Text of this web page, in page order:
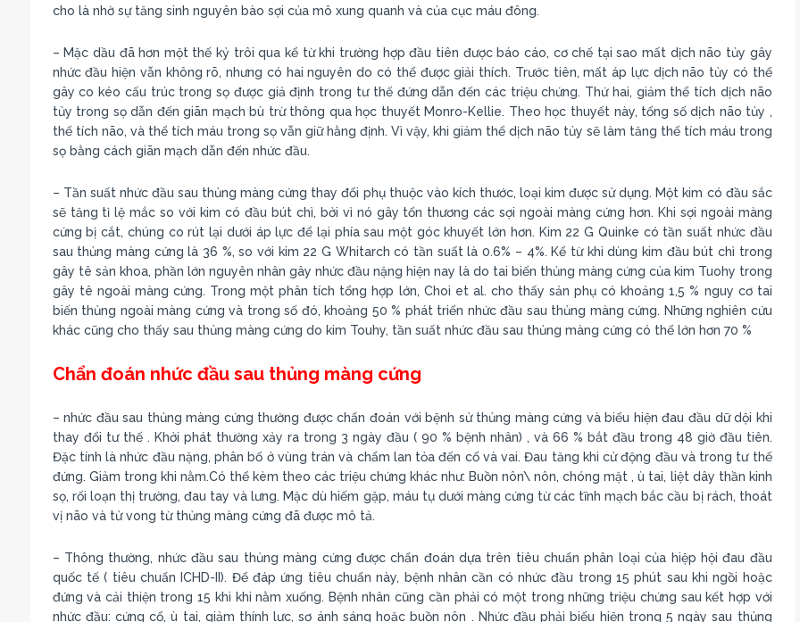
cho là nhờ sự tăng sinh nguyên bào sợi của mô xung quanh và của cục máu đông.
– Mặc dầu đã hơn một thế kỷ trôi qua kể từ khi trường hợp đầu tiên được báo cáo, cơ chế tại sao mất dịch não tủy gây
nhức đầu hiện vẫn không rõ, nhưng có hai nguyên do có thể được giải thích. Trước tiên, mất áp lực dịch não tủy có thể
gây co kéo cấu trúc trong sọ được giả định trong tư thế đứng dẫn đến các triệu chứng. Thứ hai, giảm thể tích dịch não
tủy trong sọ dẫn đến giãn mạch bù trừ thông qua học thuyết Monro-Kellie. Theo học thuyết này, tổng số dịch não tủy ,
thể tích não, và thể tích máu trong sọ vẫn giữ hằng định. Vì vậy, khi giảm thể dịch não tủy sẽ làm tăng thể tích máu trong
sọ bằng cách giãn mạch dẫn đến nhức đầu.
– Tần suất nhức đầu sau thủng màng cứng thay đổi phụ thuộc vào kích thước, loại kim được sử dụng. Một kim có đầu sắc
sẽ tăng tỉ lệ mắc so với kim có đầu bút chì, bởi vì nó gây tổn thương các sợi ngoài màng cứng hơn. Khi sợi ngoài màng
cứng bị cắt, chúng co rút lại dưới áp lực để lại phía sau một góc khuyết lớn hơn. Kim 22 G Quinke có tần suất nhức đầu
sau thủng màng cứng là 36 %, so với kim 22 G Whitarch có tần suất là 0.6% – 4%. Kể từ khi dùng kim đầu bút chì trong
gây tê sản khoa, phần lớn nguyên nhân gây nhức đầu nặng hiện nay là do tai biến thủng màng cứng của kim Tuohy trong
gây tê ngoài màng cứng. Trong một phân tích tổng hợp lớn, Choi et al. cho thấy sản phụ có khoảng 1,5 % nguy cơ tai
biến thủng ngoài màng cứng và trong số đó, khoảng 50 % phát triển nhức đầu sau thủng màng cứng. Những nghiên cứu
khác cũng cho thấy sau thủng màng cứng do kim Touhy, tần suất nhức đầu sau thủng màng cứng có thể lớn hơn 70 %
Chẩn đoán nhức đầu sau thủng màng cứng
– nhức đầu sau thủng màng cứng thường được chẩn đoán với bệnh sử thủng màng cứng và biểu hiện đau đầu dữ dội khi
thay đổi tư thế . Khởi phát thường xảy ra trong 3 ngày đầu ( 90 % bệnh nhân) , và 66 % bắt đầu trong 48 giờ đầu tiên.
Đặc tính là nhức đầu nặng, phân bố ở vùng trán và chẩm lan tỏa đến cổ và vai. Đau tăng khi cử động đầu và trong tư thế
đứng. Giảm trong khi nằm.Có thể kèm theo các triệu chứng khác như: Buồn nôn\ nôn, chóng mặt , ù tai, liệt dây thần kinh
sọ, rối loạn thị trường, đau tay và lưng. Mặc dù hiếm gặp, máu tụ dưới màng cứng từ các tĩnh mạch bắc cầu bị rách, thoát
vị não và tử vong từ thủng màng cứng đã được mô tả.
– Thông thường, nhức đầu sau thủng màng cứng được chẩn đoán dựa trên tiêu chuẩn phân loại của hiệp hội đau đầu
quốc tế ( tiêu chuẩn ICHD-II). Để đáp ứng tiêu chuẩn này, bệnh nhân cần có nhức đầu trong 15 phút sau khi ngồi hoặc
đứng và cải thiện trong 15 khi khi nằm xuống. Bệnh nhân cũng cần phải có một trong những triệu chứng sau kết hợp với
nhức đầu: cứng cổ, ù tai, giảm thính lực, sợ ánh sáng hoặc buồn nôn . Nhức đầu phải biểu hiện trong 5 ngày sau thủng